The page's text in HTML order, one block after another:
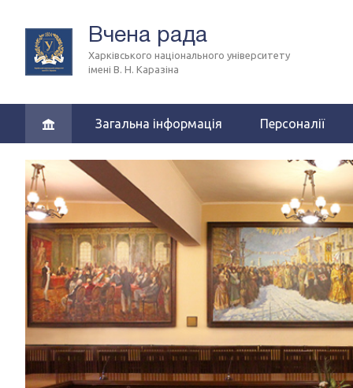
Вчена рада
Харківського національного університету
імені В. Н. Каразіна
Загальна інформація Персоналії